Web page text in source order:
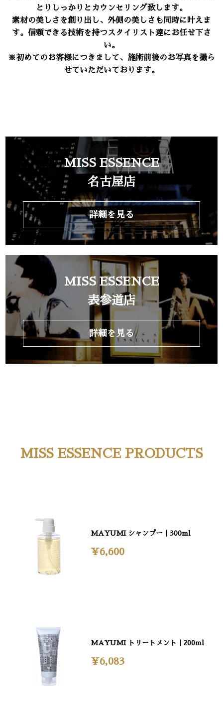
とりしっかりとカウンセリング致します。
素材の美しさを創り出し、外側の美しさも同時に叶えま
す。信頼できる技術を持つスタイリスト達にお任せ下さ
い。
※初めてのお客様につきまして、施術前後のお写真を撮ら
せていただいております。
MISS ESSENCE
名古屋店
詳細を見る
MISS ESSENCE
表参道店
詳細を見る
MISS ESSENCE PRODUCTS
MAYUMI シャンプー｜300ml
¥6,600
MAYUMI トリートメント｜200ml
¥6,083